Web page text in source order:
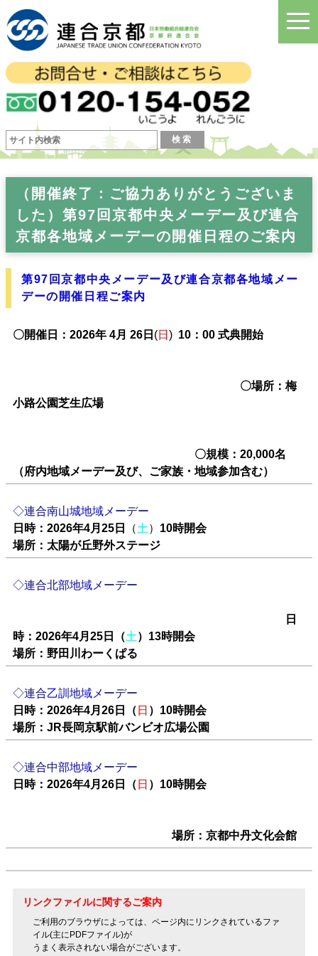
（開催終了：ご協力ありがとうございま
した）第97回京都中央メーデー及び連合
京都各地域メーデーの開催日程のご案内
第97回京都中央メーデー及び連合京都各地域メー
デーの開催日程ご案内
〇開催日：2026年 4月 26日 (日 ) 10：00 式典開始
〇場所：梅
小路公園芝生広場
〇規模：20,000名
（府内地域メーデー及び、ご家族・地域参加含む）
◇連合南山城地域メーデー
日時：2026年4月25日
（土 ） 10時開会
場所：太陽が丘野外ステージ
◇連合北部地域メーデー
日
時：2026年4月25日（土 ）13時開会
場所：野田川わーくぱる
◇連合乙訓地域メーデー
日時：2026年4月26日（ 日 ）10時開会
場所：JR長岡京駅前バンビオ広場公園
◇連合中部地域メーデー
日時：2026年4月26日（ 日 ）10時開会
場所：京都中丹文化会館
リンクファイルに関するご案内
ご利用のブラウザによっては、ページ内にリンクされているファ
イル(主にPDFファイル)が
うまく表示されない場合がございます。